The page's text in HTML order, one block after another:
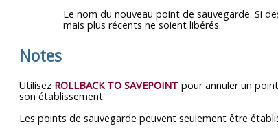
Le nom du nouveau point de sauvegarde. Si
mais plus récents ne soient libérés.
Notes
Utilisez ROLLBACK TO SAVEPOINT pour annuler un
son établissement.
Les points de sauvegarde peuvent seulement être